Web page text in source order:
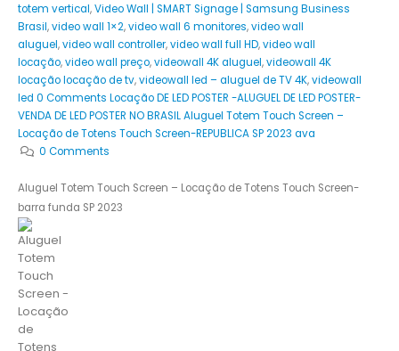
totem vertical,Video Wall | SMART Signage | Samsung Business
Brasil,video wall 1×2,video wall 6 monitores,video wall
aluguel,video wall controller,video wall full HD,video wall
locação,video wall preço,videowall 4K aluguel,videowall 4K
locação locação de tv,videowall led – aluguel de TV 4K,videowall
led 0 Comments Locação DE LED POSTER -ALUGUEL DE LED POSTER-
VENDA DE LED POSTER NO BRASIL Aluguel Totem Touch Screen –
Locação de Totens Touch Screen-REPUBLICA SP 2023 ava
0 Comments
Aluguel Totem Touch Screen – Locação de Totens Touch Screen-
barra funda SP 2023